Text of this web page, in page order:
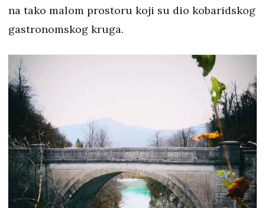
na tako malom prostoru koji su dio kobaridskog
gastronomskog kruga.